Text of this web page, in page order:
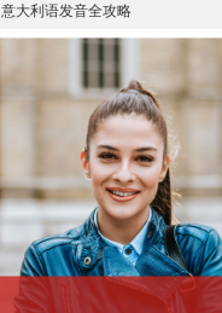
意大利语发音全攻略